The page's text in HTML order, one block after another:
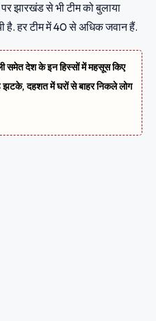
झारखंड से भी टीम को बुलाया
है. हर टीम में 40 से अधिक जवान हैं.
समेत देश के इन हिस्सों में महसूस किए
दहशत में घरों से बाहर निकले लोग